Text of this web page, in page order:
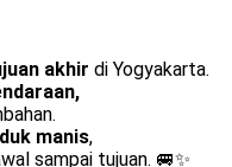
akhir di Yogyakarta.
manis,
sampai tujuan. 🚐✨